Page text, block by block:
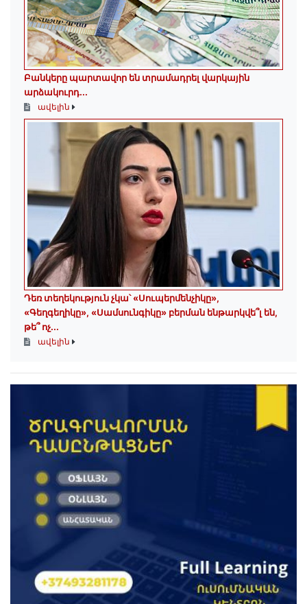
Բանկերը պարտավոր են տրամադրել վարկային
արձակուրդ...
ավելին
Դեռ տեղեկություն չկա՝ «Սուպերմենչիկը»,
«Գեղգեղիկը», «Սամսունգիկը» բերման ենթարկվե՞լ են,
թե՞ ոչ...
ավելին